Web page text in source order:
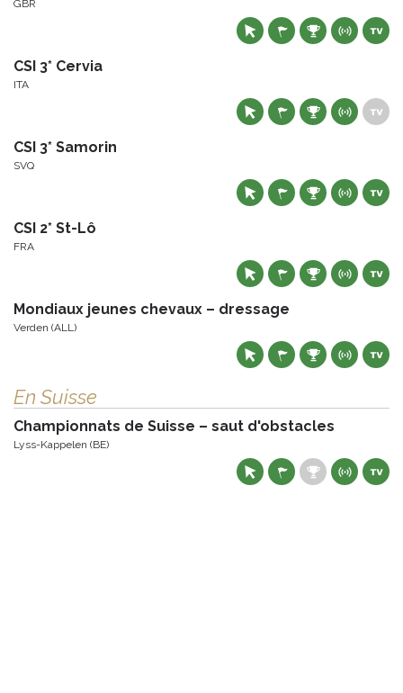
GBR
CSI 3* Cervia
ITA
CSI 3* Samorin
SVQ
CSI 2* St-Lô
FRA
Mondiaux jeunes chevaux – dressage
Verden (ALL)
En Suisse
Championnats de Suisse – saut d'obstacles
Lyss-Kappelen (BE)